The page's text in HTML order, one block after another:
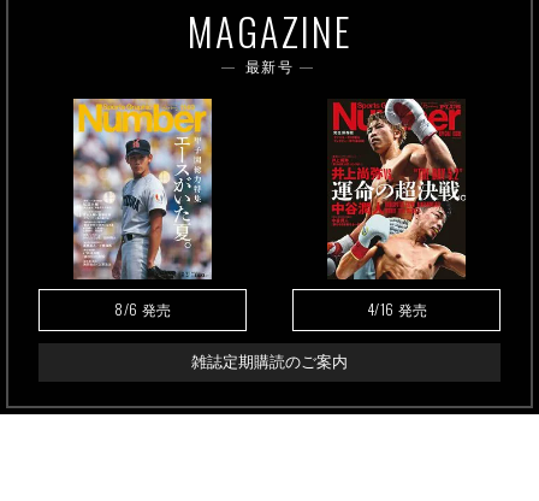
MAGAZINE
最新号
8/6 発売 4/16 発売
雑誌定期購読のご案内